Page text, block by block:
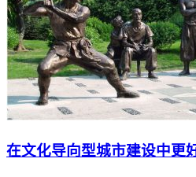
在文化导向型城市建设中更